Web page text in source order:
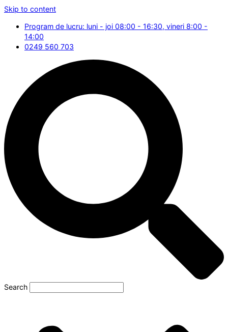
Skip to content
Program de lucru: luni - joi 08:00 - 16:30, vineri 8:00 -
14:00
0249 560 703
Search